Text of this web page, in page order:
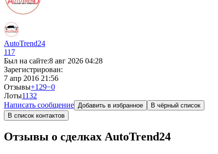
AutoTrend24
117
Был на сайте:8 авг 2026 04:28
Зарегистрирован:
7 апр 2016 21:56
Отзывы+129−0
Лоты1132
Написать сообщение Добавить в избранное
В чёрный список
В список контактов
Отзывы о сделках AutoTrend24